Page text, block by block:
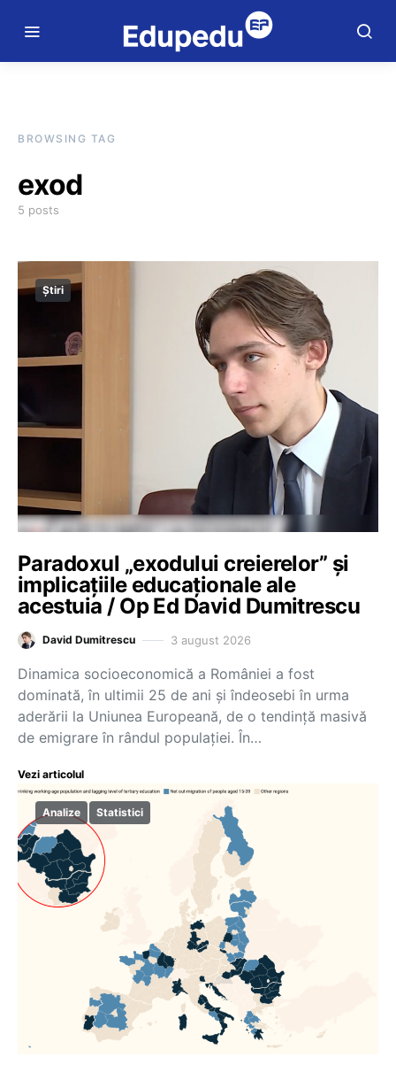
BROWSING TAG
exod
5 posts
Știri
Paradoxul „exodului creierelor” și
implicațiile educaționale ale
acestuia / Op Ed David Dumitrescu
David Dumitrescu 3 august 2026
Dinamica socioeconomică a României a fost
dominată, în ultimii 25 de ani și îndeosebi în urma
aderării la Uniunea Europeană, de o tendință masivă
de emigrare în rândul populației. În…
Vezi articolul
Analize Statistici